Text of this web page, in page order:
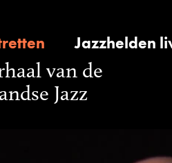
Jazzhelden
van de
Jazz